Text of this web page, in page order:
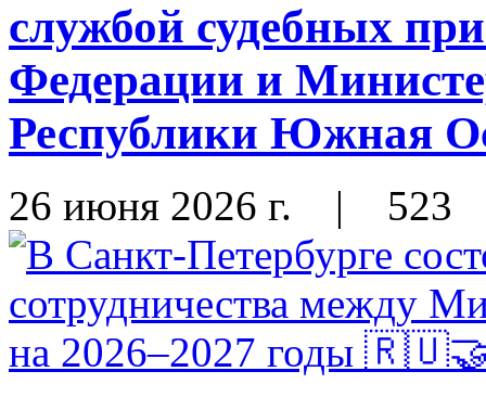
службой судебных
Федерации и
Республики Южная
26 июня 2026 г. | 523